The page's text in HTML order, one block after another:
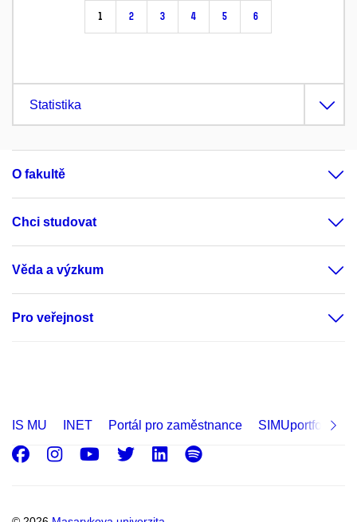
1 2 3 4 5 6
Statistika
O fakultě
Chci studovat
Věda a výzkum
Pro veřejnost
IS MU INET Portál pro zaměstnance SIMUportfolio
Facebook
Instagram
Youtube
Twitter
LinkedIn
Spotify